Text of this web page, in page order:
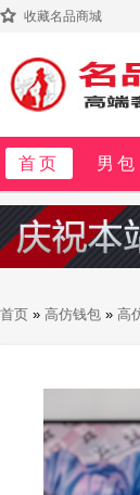
收藏名品商城
首页 男包
首页 » 高仿钱包 » 高